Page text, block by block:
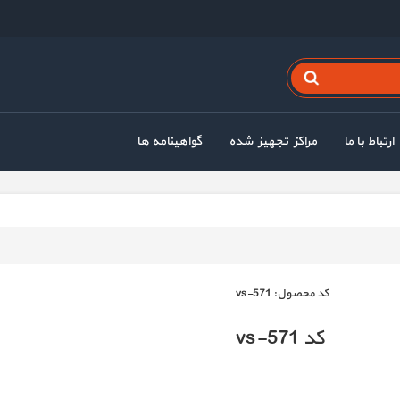
ارتباط با ما مراکز تجهیز شده گواهینامه ها
كد محصول: vs-571
کد vs-571